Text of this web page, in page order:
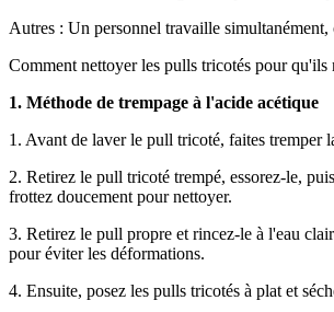
Autres : Un personnel travaille
Comment nettoyer les pulls tricotés pour qu'ils
1. Méthode de trempage à l'acide acétique
1. Avant de laver le pull tricoté, faites tremper
2. Retirez le pull tricoté trempé, essorez-le,
frottez doucement pour nettoyer.
3. Retirez le pull propre et rincez-le à l'eau
pour éviter les déformations.
4. Ensuite, posez les pulls tricotés à plat et